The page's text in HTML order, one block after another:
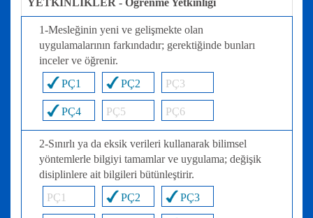
1-Mesleğinin yeni ve gelişmekte olan
uygulamalarının farkındadır; gerektiğinde bunları
inceler ve öğrenir.
PÇ1
PÇ2 PÇ3
PÇ4 PÇ5 PÇ6
2-Sınırlı ya da eksik verileri kullanarak bilimsel
yöntemlerle bilgiyi tamamlar ve uygulama; değişik
disiplinlere ait bilgileri bütünleştirir.
PÇ1
PÇ2 PÇ3